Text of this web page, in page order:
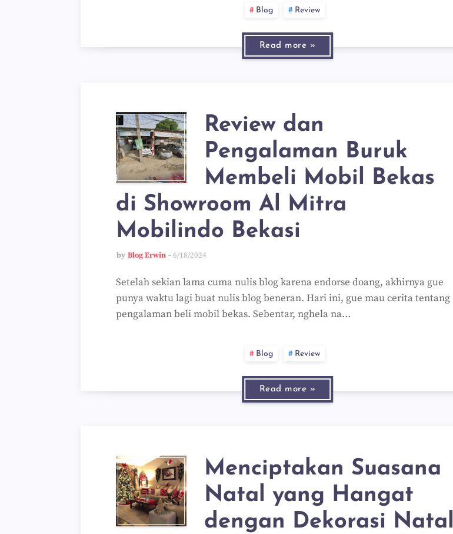
Blog Review
Read more »
Review dan
Pengalaman Buruk
Membeli Mobil Bekas
di Showroom Al Mitra
Mobilindo Bekasi
by Blog Erwin 6/18/2024
Setelah sekian lama cuma nulis blog karena endorse doang, akhirnya gue
punya waktu lagi buat nulis blog beneran. Hari ini, gue mau cerita tentang
pengalaman beli mobil bekas. Sebentar, nghela na…
Blog Review
Read more »
Menciptakan Suasana
Natal yang Hangat
dengan Dekorasi Natal